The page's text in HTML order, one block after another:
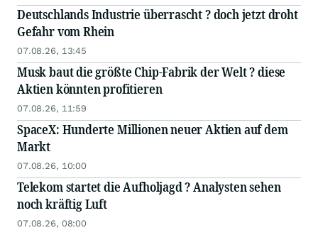
Deutschlands Industrie überrascht ? doch jetzt droht
Gefahr vom Rhein
07.08.26, 13:45
Musk baut die größte Chip-Fabrik der Welt ? diese
Aktien könnten profitieren
07.08.26, 11:59
SpaceX: Hunderte Millionen neuer Aktien auf dem
Markt
07.08.26, 10:00
Telekom startet die Aufholjagd ? Analysten sehen
noch kräftig Luft
07.08.26, 08:00